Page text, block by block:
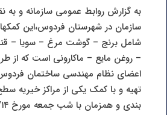
به گزارش روابط عمومی سازمانه و به
شامل برنج – گوشت مرغ – سویا –
– روغن مایع – ماکارونی است که از
اعضای نظام مهندسی ساختمان
تهیه و با کمک یکی از مراکز خیریه